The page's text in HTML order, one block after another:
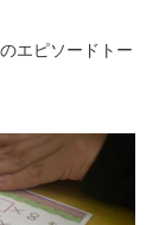
エピソードトー